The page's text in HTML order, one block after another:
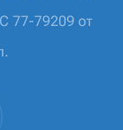
77-79209 от